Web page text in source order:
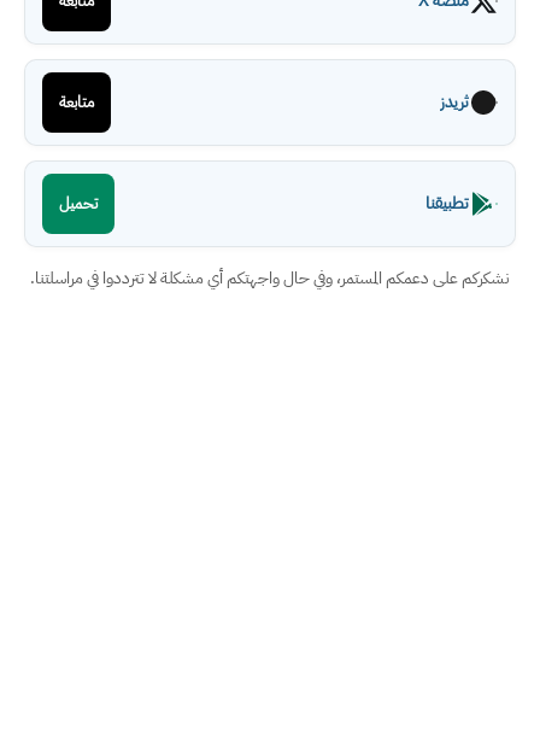
ثريدز متابعة
تطبيقنا تحميل
نشكركم على دعمكم المستمر، وفي حال واجهتكم أي مشكلة لا تترددوا في مراسلتنا.